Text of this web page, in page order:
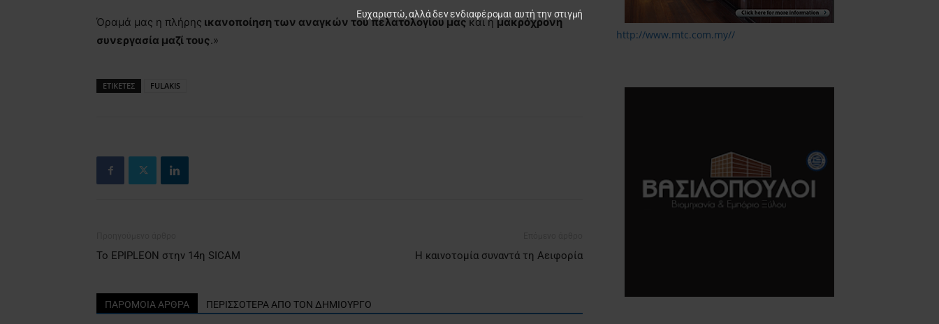
Όραμά μας η πλήρης ικανοποίηση των αναγκών του πελατολογίου μας και ημακρόχρονη
συνεργασία μαζί τους.»
ΕΤΙΚΕΤΕΣ FULAKIS
Το EPIPLEON στην 14η SICAM Η καινοτομία συναντά τη Αειφορία
ΠΑΡΟΜΟΙΑ ΑΡΘΡΑ ΠΕΡΙΣΣΟΤΕΡΑ ΑΠΟ ΤΟΝ ΔΗΜΙΟΥΡΓΟ
http://www.mtc.com.my//
Ευχαριστώ, αλλά δεν ενδιαφέρομαι αυτή την στιγμή